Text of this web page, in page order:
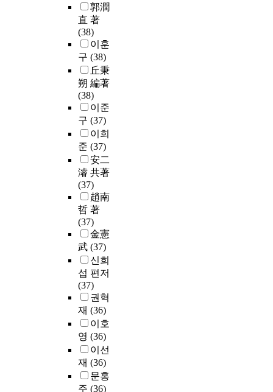
郭潤
直 著
(38)
이훈
구 (38)
丘秉
朔 編著
(38)
이준
구 (37)
이희
준 (37)
安二
濬 共著
(37)
趙南
哲 著
(37)
金憲
武 (37)
신희
섭 편저
(37)
권혁
재 (36)
이호
영 (36)
이선
재 (36)
문홍
주 (36)